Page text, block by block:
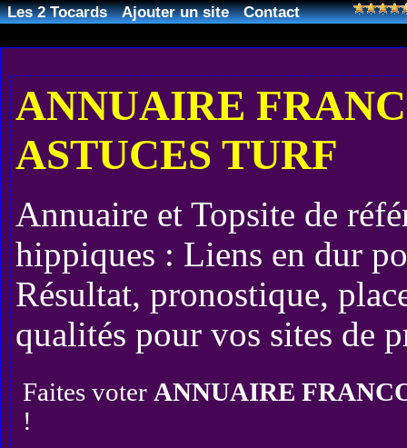
Les 2 Tocards Ajouter un site Contact
ANNUAIRE
ASTUCES TURF
Annuaire et Topsite de
hippiques : Liens en dur
Résultat, pronostique,
qualités pour vos sites de
Faites voter ANNUAIRE
!